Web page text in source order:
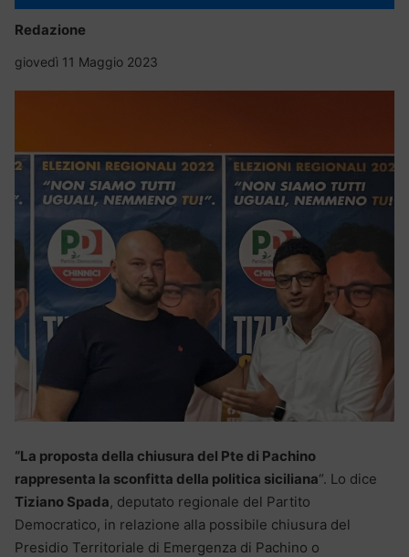
Redazione
giovedì 11 Maggio 2023
“La proposta della chiusura del Pte di Pachino
rappresenta la sconfitta della politica siciliana“. Lo dice
Tiziano Spada, deputato regionale del Partito
Democratico, in relazione alla possibile chiusura del
Presidio Territoriale di Emergenza di Pachino o